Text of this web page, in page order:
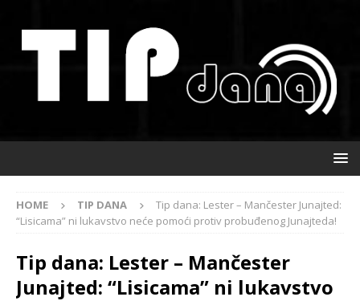
HOME TIP DANA
Tip dana: Lester – Mančester Junajted:
“Lisicama” ni lukavstvo neće pomoći protiv probuđenog Junajteda!
Tip dana: Lester – Mančester
Junajted: “Lisicama” ni lukavstvo